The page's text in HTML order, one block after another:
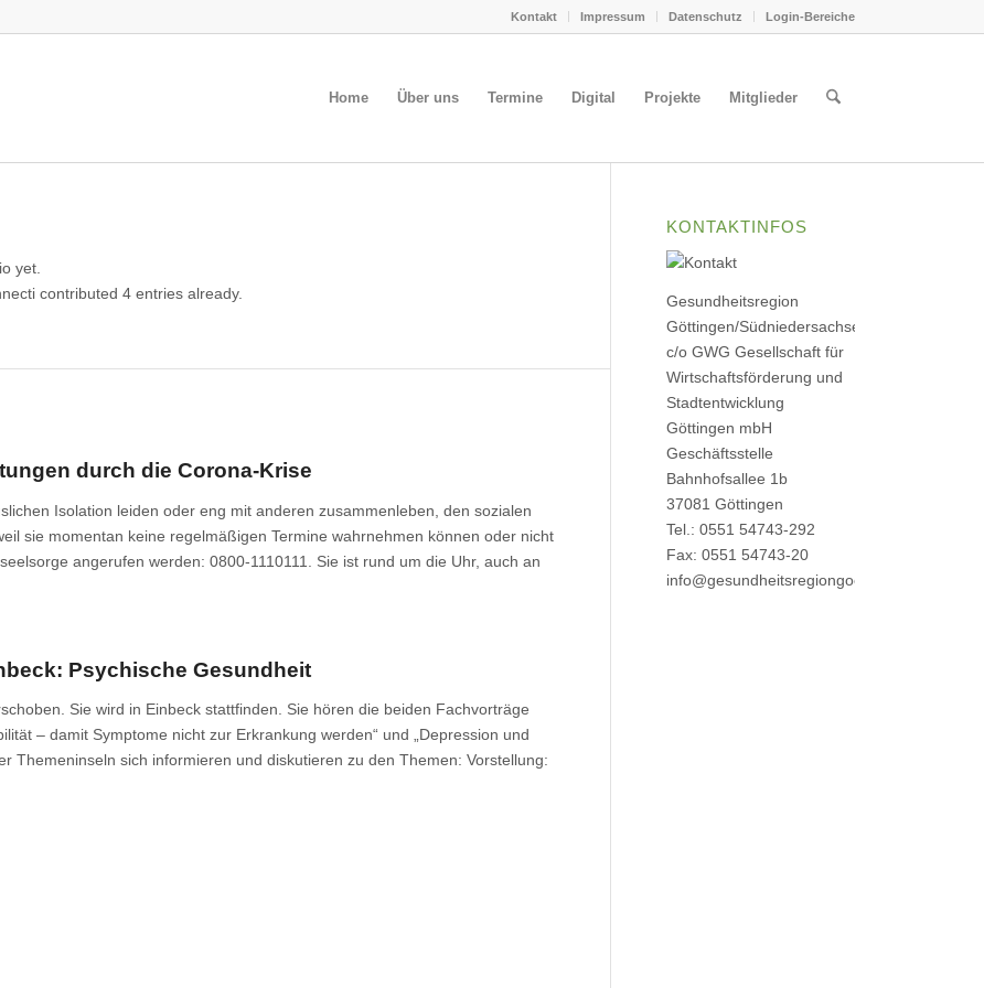
Kontakt Impressum Datenschutz Login-Bereiche
Home Über uns Termine Digital Projekte Mitglieder
yet.
contributed 4 entries already.
durch die Corona-Krise
Isolation leiden oder eng mit anderen zusammenleben, den sozialen
sie momentan keine regelmäßigen Termine wahrnehmen können oder nicht
angerufen werden: 0800-1110111. Sie ist rund um die Uhr, auch an
Psychische Gesundheit
Sie wird in Einbeck stattfinden. Sie hören die beiden Fachvorträge
– damit Symptome nicht zur Erkrankung werden“ und „Depression und
Themeninseln sich informieren und diskutieren zu den Themen: Vorstellung:
KONTAKTINFOS
Gesundheitsregion
Göttingen/Südniedersachsen
c/o GWG Gesellschaft für
Wirtschaftsförderung und
Stadtentwicklung
Göttingen mbH
Geschäftsstelle
Bahnhofsallee 1b
37081 Göttingen
Tel.: 0551 54743-292
Fax: 0551 54743-20
info@gesundheitsregiongoettingen.de